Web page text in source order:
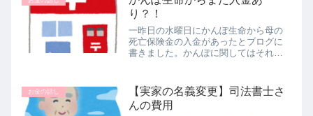
がかかると初めて知ったようです。私...
り？！
一昨日の水曜日にかんぽ生命から母の
死亡保険金の入金があったとブログに
書きました。かんぽに関してはそれで
が届き、『へ？何の入金？怖い怖い』
と思いながら、サイトを確認してみる
と...
お金の話し
【実家の名義変更】司法書士さ
んの費用